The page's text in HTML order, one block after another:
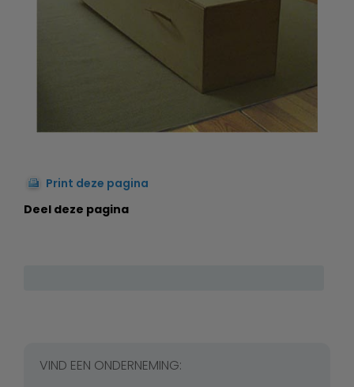
Print deze pagina
Deel deze pagina
VIND EEN ONDERNEMING: